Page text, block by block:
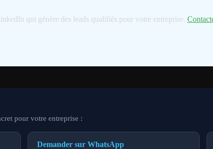
qui génère des leads qualifiés pour votre entreprise.
pour votre entreprise :
Demander sur WhatsApp